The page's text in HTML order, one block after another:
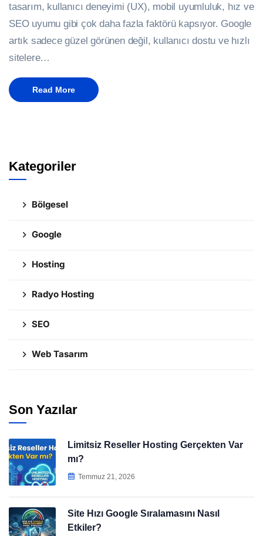
tasarım, kullanıcı deneyimi (UX), mobil uyumluluk, hız ve
SEO uyumu gibi çok daha fazla faktörü kapsıyor. Google
artık sadece güzel görünen değil, kullanıcı dostu ve hızlı
sitelere…
Read More
Kategoriler
Bölgesel
Google
Hosting
Radyo Hosting
SEO
Web Tasarım
Son Yazılar
Limitsiz Reseller Hosting Gerçekten Var
mı?
Temmuz 21, 2026
Site Hızı Google Sıralamasını Nasıl
Etkiler?